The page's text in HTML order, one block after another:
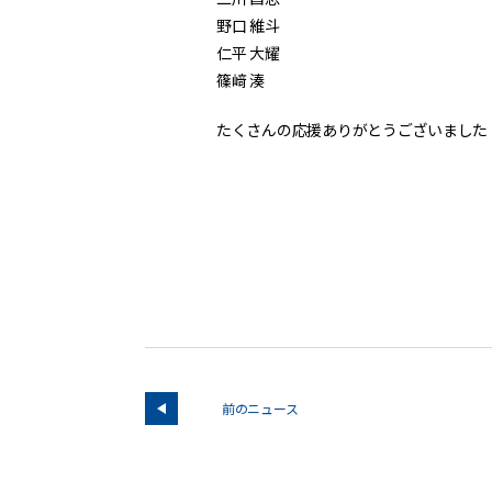
野口 維斗
仁平 大耀
篠﨑 湊
たくさんの応援ありがとうございました
前のニュース